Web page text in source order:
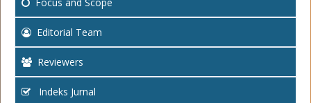
Editorial Team
Reviewers
Indeks Jurnal